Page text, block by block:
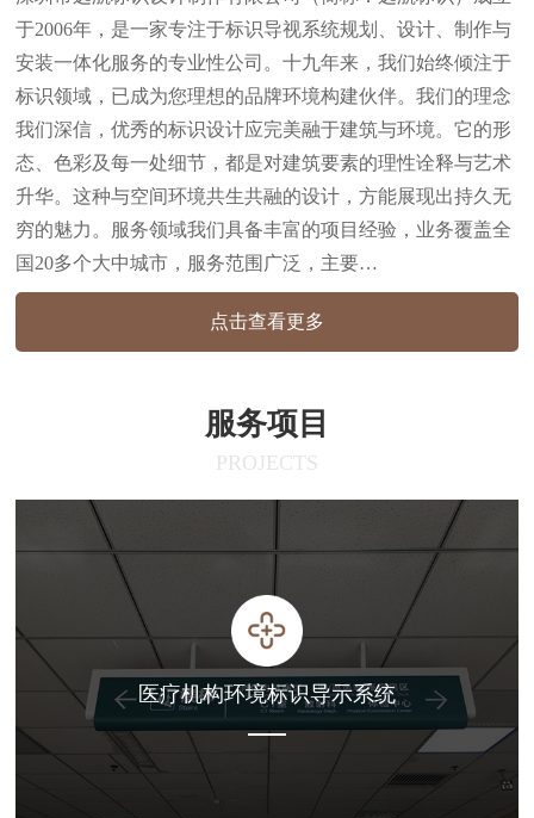
于2006年，是一家专注于标识导视系统规划、设计、制作与
安装一体化服务的专业性公司。十九年来，我们始终倾注于
标识领域，已成为您理想的品牌环境构建伙伴。我们的理念
我们深信，优秀的标识设计应完美融于建筑与环境。它的形
态、色彩及每一处细节，都是对建筑要素的理性诠释与艺术
升华。这种与空间环境共生共融的设计，方能展现出持久无
穷的魅力。服务领域我们具备丰富的项目经验，业务覆盖全
国20多个大中城市，服务范围广泛，主要…
点击查看更多
服务项目
PROJECTS
医疗机构环境标识导示系统